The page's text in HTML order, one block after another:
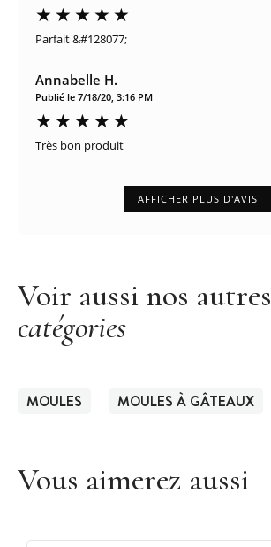
Parfait &#128077;
Annabelle H.
Publié le 7/18/20, 3:16 PM
Très bon produit
AFFICHER PLUS D'AVIS
Voir aussi nos autres
catégories
MOULES MOULES À GÂTEAUX
Vous aimerez aussi